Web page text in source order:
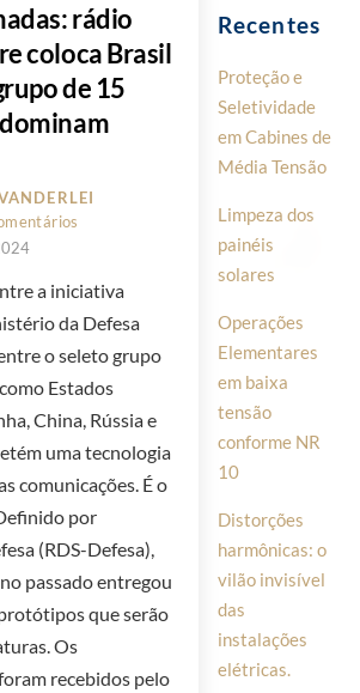
rádio
coloca Brasil
de 15
a iniciativa
da Defesa
o seleto grupo
Estados
China, Rússia e
uma tecnologia
comunicações. É o
por
(RDS-Defesa),
passado entregou
que serão
Os
recebidos pelo
Recentes
Proteção e
Seletividade
em Cabines de
Média Tensão
Limpeza dos
painéis
solares
Operações
Elementares
em baixa
tensão
conforme NR
10
Distorções
harmônicas: o
vilão invisível
das
instalações
elétricas.